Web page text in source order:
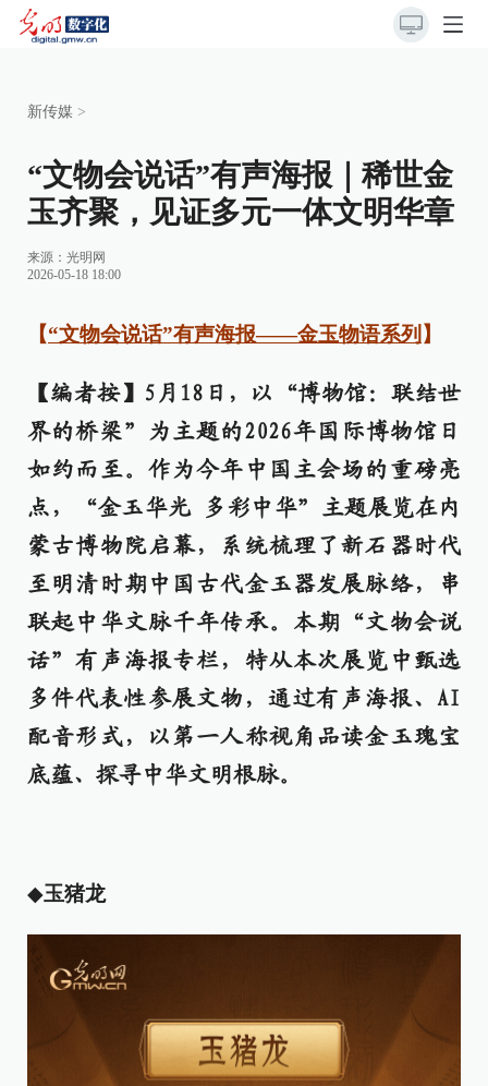
新传媒 >
“文物会说话”有声海报｜稀世金
玉齐聚，见证多元一体文明华章
来源： 光明网
2026-05-18 18:00
【“文物会说话”有声海报——金玉物语系列 】
【编者按】5月18日，以“博物馆：联结世
界的桥梁”为主题的2026年国际博物馆日
如约而至。作为今年中国主会场的重磅亮
点，“金玉华光 多彩中华”主题展览在内
蒙古博物院启幕，系统梳理了新石器时代
至明清时期中国古代金玉器发展脉络，串
联起中华文脉千年传承。本期“文物会说
话”有声海报专栏，特从本次展览中甄选
多件代表性参展文物，通过有声海报、AI
配音形式，以第一人称视角品读金玉瑰宝
底蕴、探寻中华文明根脉。
◆玉猪龙